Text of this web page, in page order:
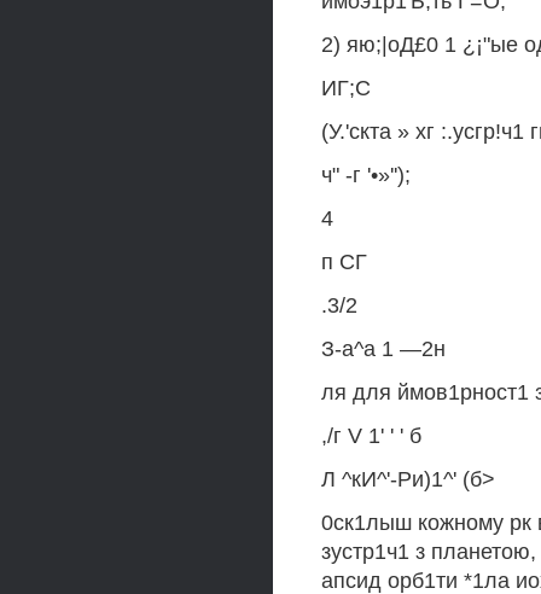
2) яю;|оД£0 1 ¿¡"ые
ИГ;С
(У.'скта » хг :.усгр!ч1
ч" -г '•»'');
4
п СГ
.3/2
З-а^а 1 —2н
ля для ймов1рност1
,/г V 1' ' ' б
Л ^кИ^'-Ри)1^' (б>
0ск1лыш кожному рк
зустр1ч1 з
апсид орб1ти *1ла